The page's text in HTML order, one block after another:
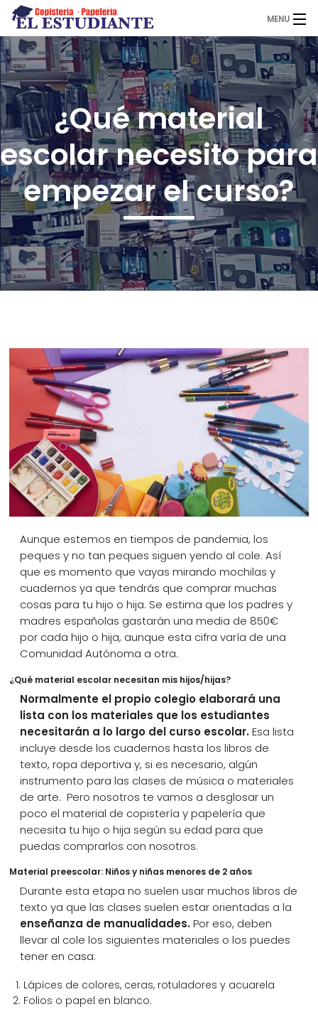
MENU
El Estudiante
Copistería
Papelería
Servicios
Novedades
Contacto
0,00€
¡Imprimir!
¿Qué material
escolar necesito para
empezar el curso?
Aunque estemos en tiempos de pandemia, los
peques y no tan peques siguen yendo al cole. Así
que es momento que vayas mirando mochilas y
cuadernos ya que tendrás que comprar muchas
cosas para tu hijo o hija. Se estima que los padres y
madres españolas gastarán una media de 850€
por cada hijo o hija, aunque esta cifra varía de una
Comunidad Autónoma a otra.
¿Qué material escolar necesitan mis hijos/hijas?
Normalmente el propio colegio elaborará una
lista con los materiales que los estudiantes
necesitarán a lo largo del curso escolar.Esa lista
incluye desde los cuadernos hasta los libros de
texto, ropa deportiva y, si es necesario, algún
instrumento para las clases de música o materiales
de arte. Pero nosotros te vamos a desglosar un
poco el material de copistería y papelería que
necesita tu hijo o hija según su edad para que
puedas comprarlos con nosotros.
Material preescolar: Niños y niñas menores de 2 años
Durante esta etapa no suelen usar muchos libros de
texto ya que las clases suelen estar orientadas a la
enseñanza de manualidades.Por eso, deben
llevar al cole los siguientes materiales o los puedes
tener en casa:
Lápices de colores, ceras, rotuladores y acuarela
Folios o papel en blanco.